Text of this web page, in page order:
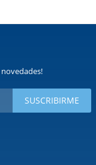
SUSCRIBIRME